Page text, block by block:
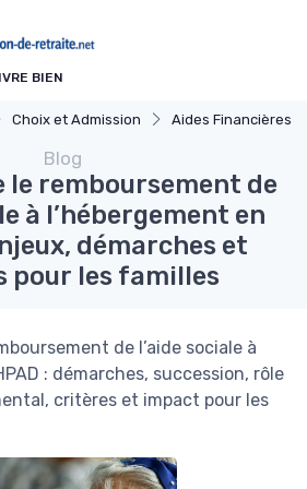
BIEN
Choix et Admission Aides Financières et
Blog
le remboursement de
à l’hébergement en
démarches et
pour les familles
de l’aide sociale à
: démarches, succession, rôle
critères et impact pour les
cookies